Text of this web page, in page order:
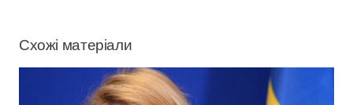
Схожі матеріали